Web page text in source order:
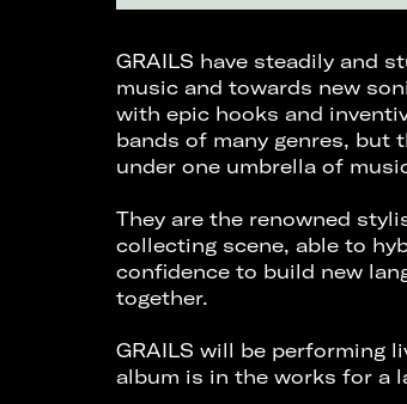
GRAILS have steadily and
music and towards new
with epic hooks and
bands of many genres, but
under one umbrella of
They are the renowned
collecting scene, able to
confidence to build new
together.
GRAILS will be performing
album is in the works for a